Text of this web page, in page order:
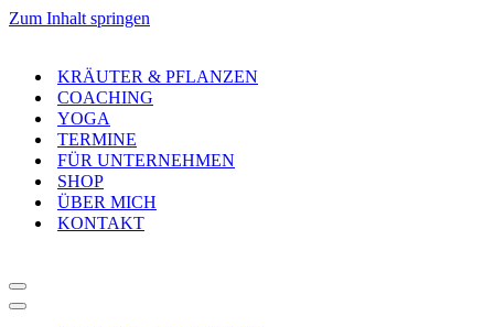
Zum Inhalt springen
KRÄUTER & PFLANZEN
COACHING
YOGA
TERMINE
FÜR UNTERNEHMEN
SHOP
ÜBER MICH
KONTAKT
Navigationsmenü
Navigationsmenü